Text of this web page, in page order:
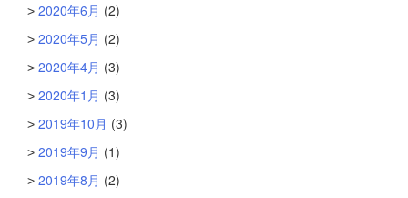
2020年6月 (2)
2020年5月 (2)
2020年4月 (3)
2020年1月 (3)
2019年10月 (3)
2019年9月 (1)
2019年8月 (2)